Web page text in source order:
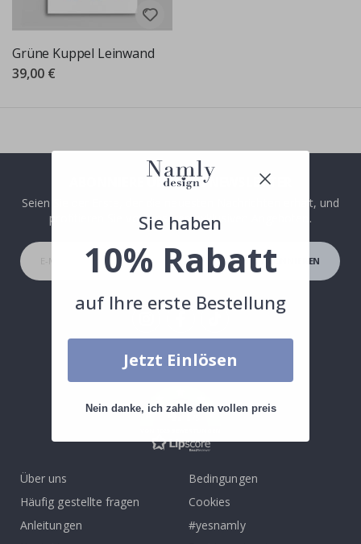
Grüne Kuppel Leinwand
39,00 €
ABONNIERE UNSEREN NEWSLETTER
Seien Sie der Erste, der die neuesten Nachrichten erhält, und
profitieren Sie von unseren exklusiven Angeboten.
ABONNIEREN
Tik
To
k
4.1
Über uns
Häufig gestellte fragen
Anleitungen
Bedingungen
Cookies
#yesnamly
Sie haben
10% Rabatt
auf Ihre erste Bestellung
Jetzt Einlösen
Nein danke, ich zahle den vollen preis